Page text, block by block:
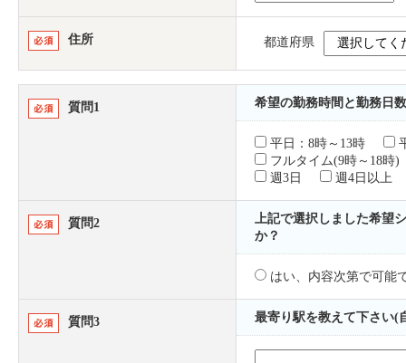
住所 都道府県
質問1 希望の勤務時間と勤務日
平日：8時～13時
フルタイム(9時～18時)
週3日
週4日以上
質問2
上記で選択しました希望
か？
はい、内容次第で可能
質問3 最寄り駅を教えて下さい(